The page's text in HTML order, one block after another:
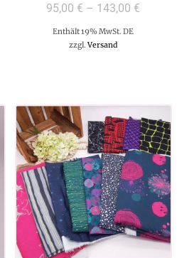
95,00 € – 143,00 €
Enthält 19% MwSt. DE
zzgl.Versand